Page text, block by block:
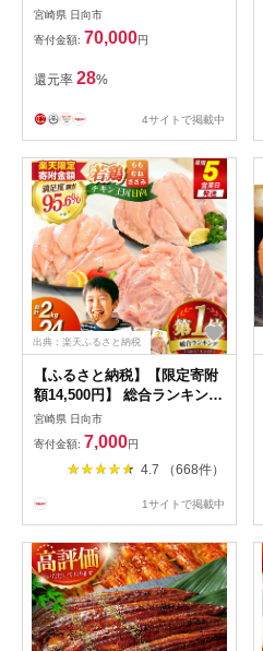
宮崎県 日向市
寄付金額: 70,000円
還元率 28%
4サイトで掲載中
出典：楽天ふるさと納税
【ふるさと納税】【限定寄附
額14,500円】 総合ランキング
1位獲得 鶏肉 小分け 部位
2kg 〜 24kg 定期便 選べる
宮崎県産 若鶏 [エム・ティ・
シー 日向市 452061066] 冷凍
肉 ムネ肉 ささみ ササミ 個包
宮崎県 日向市
寄付金額: 7,000円
4.7 （668件）
1サイトで掲載中